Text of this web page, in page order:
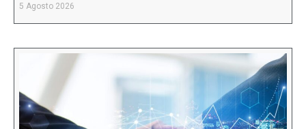
5 Agosto 2026